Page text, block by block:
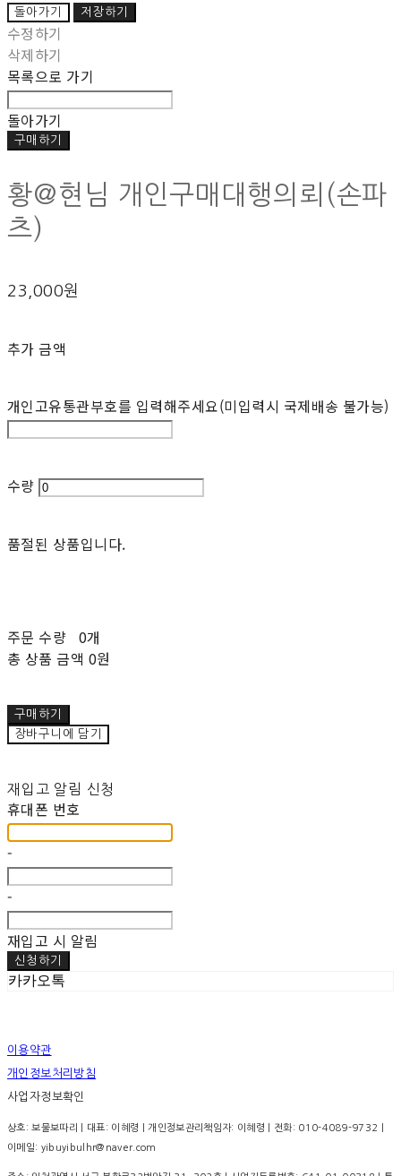
돌아가기 저장하기
수정하기
삭제하기
목록으로 가기
돌아가기
구매하기
황@현님 개인구매대행의뢰(손파
츠)
23,000원
추가 금액
개인고유통관부호를 입력해주세요(미입력시 국제배송 불가능)
수량
품절된 상품입니다.
주문 수량 0개
총 상품 금액 0원
구매하기
장바구니에 담기
재입고 알림 신청
휴대폰 번호
-
-
재입고 시 알림
신청하기
카카오톡
이용약관
개인정보처리방침
사업자정보확인
상호: 보물보따리 | 대표: 이혜령 | 개인정보관리책임자: 이혜령 | 전화: 010-4089-9732 |
이메일: yibuyibulhr@naver.com